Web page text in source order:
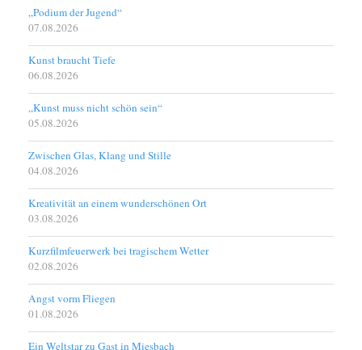
„Podium der Jugend“
07.08.2026
Kunst braucht Tiefe
06.08.2026
„Kunst muss nicht schön sein“
05.08.2026
Zwischen Glas, Klang und Stille
04.08.2026
Kreativität an einem wunderschönen Ort
03.08.2026
Kurzfilmfeuerwerk bei tragischem Wetter
02.08.2026
Angst vorm Fliegen
01.08.2026
Ein Weltstar zu Gast in Miesbach